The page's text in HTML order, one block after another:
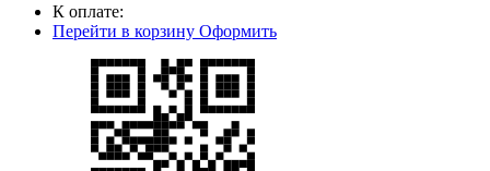
К оплате:
Перейти в корзину Оформить